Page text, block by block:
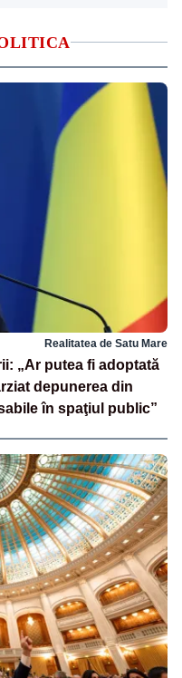
Realitatea de Satu Mare
„Ar putea fi adoptată
depunerea din
în spaţiul public”